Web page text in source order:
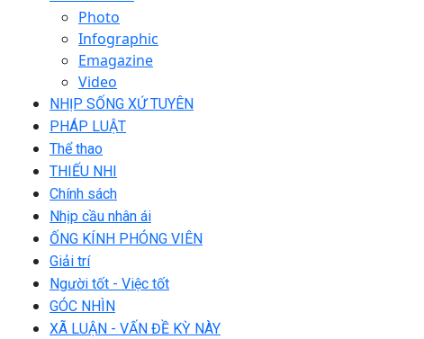
Photo
Infographic
Emagazine
Video
NHỊP SỐNG XỨ TUYÊN
PHÁP LUẬT
Thể thao
THIẾU NHI
Chính sách
Nhịp cầu nhân ái
ỐNG KÍNH PHÓNG VIÊN
Giải trí
Người tốt - Việc tốt
GÓC NHÌN
XÃ LUẬN - VẤN ĐỀ KỲ NÀY